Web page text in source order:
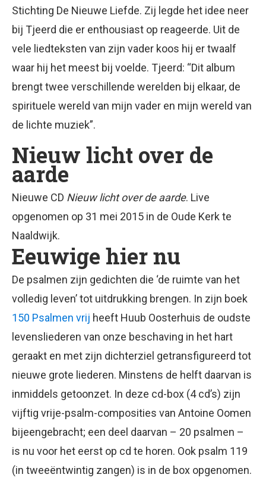
Stichting De Nieuwe Liefde. Zij legde het idee neer
bij Tjeerd die er enthousiast op reageerde. Uit de
vele liedteksten van zijn vader koos hij er twaalf
waar hij het meest bij voelde. Tjeerd: “Dit album
brengt twee verschillende werelden bij elkaar, de
spirituele wereld van mijn vader en mijn wereld van
de lichte muziek”.
Nieuw licht over de
aarde
Nieuwe CD Nieuw licht over de aarde. Live
opgenomen op 31 mei 2015 in de Oude Kerk te
Naaldwijk.
Eeuwige hier nu
De psalmen zijn gedichten die ‘de ruimte van het
volledig leven’ tot uitdrukking brengen. In zijn boek
150 Psalmen vrij heeft Huub Oosterhuis de oudste
levensliederen van onze beschaving in het hart
geraakt en met zijn dichterziel getransfigureerd tot
nieuwe grote liederen. Minstens de helft daarvan is
inmiddels getoonzet. In deze cd-box (4 cd’s) zijn
vijftig vrije-psalm-composities van Antoine Oomen
bijeengebracht; een deel daarvan – 20 psalmen –
is nu voor het eerst op cd te horen. Ook psalm 119
(in tweeëntwintig zangen) is in de box opgenomen.